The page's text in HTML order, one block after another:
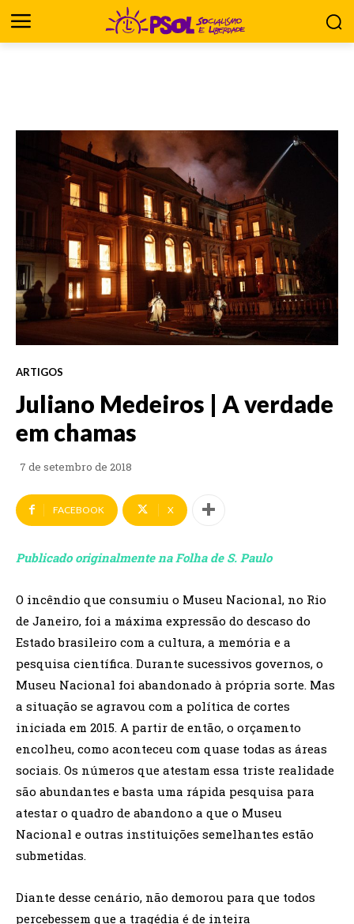
ARTIGOS
Juliano Medeiros | A verdade
em chamas
7 de setembro de 2018
FACEBOOK X
Publicado originalmente na Folha de S. Paulo
O incêndio que consumiu o Museu Nacional, no Rio
de Janeiro, foi a máxima expressão do descaso do
Estado brasileiro com a cultura, a memória e a
pesquisa científica. Durante sucessivos governos, o
Museu Nacional foi abandonado à própria sorte. Mas
a situação se agravou com a política de cortes
iniciada em 2015. A partir de então, o orçamento
encolheu, como aconteceu com quase todas as áreas
sociais. Os números que atestam essa triste realidade
são abundantes e basta uma rápida pesquisa para
atestar o quadro de abandono a que o Museu
Nacional e outras instituições semelhantes estão
submetidas.
Diante desse cenário, não demorou para que todos
percebessem que a tragédia é de inteira